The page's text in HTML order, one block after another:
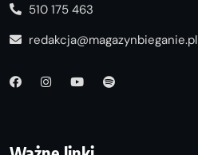
510 175 463
redakcja@magazynbieganie.pl